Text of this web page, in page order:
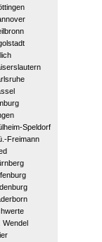
Speldorf
Freimann
Wendel